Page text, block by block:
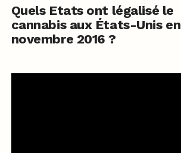
Quels Etats ont légalisé le
cannabis aux États-Unis en
novembre 2016 ?